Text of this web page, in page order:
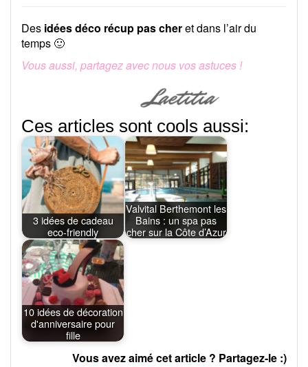
Des idées déco récup pas cheret dans l’air du
temps 🙂
Vous aussi, partagez avec nous vos astuces !
Ces articles sont cools aussi:
3 idées de cadeau
eco-friendly
Valvital Berthemont les
Bains : un spa pas
cher sur la Côte d’Azur
10 idées de décoration
d'anniversaire pour
fille
Vous avez aimé cet article ? Partagez-le :)